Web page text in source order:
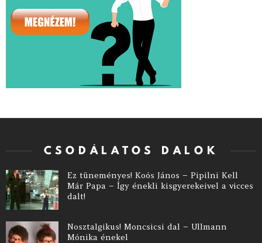
CSODÁLATOS DALOK
Ez tüneményes! Koós János – Pipilni Kell
Már Papa – Így énekli kisgyerekeivel a vicces
dalt!
Nosztalgikus! Moncsicsi dal – Ullmann
Mónika énekel